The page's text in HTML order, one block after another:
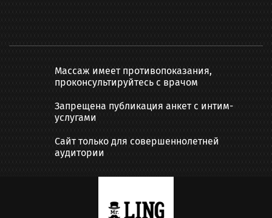
Массаж имеет противопоказания,
проконсультируйтесь с врачом
Запрещена публикация анкет с интим-
услугами
Сайт только для совершеннолетней
аудитории